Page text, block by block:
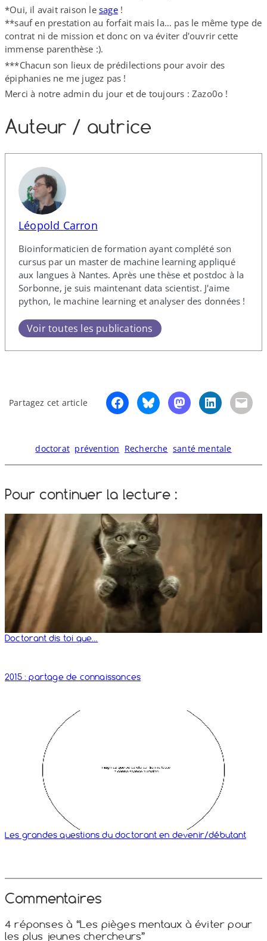
*Oui, il avait raison le sage!
**sauf en prestation au forfait mais la… pas le même type de
contrat ni de mission et donc on va éviter d'ouvrir cette
immense parenthèse :).
***Chacun son lieux de prédilections pour avoir des
épiphanies ne me jugez pas !
Merci à notre admin du jour et de toujours : Zazo0o !
Auteur /​ autrice
Léopold Carron
Bioinformaticien de formation ayant complété son
cursus par un master de machine learning appliqué
aux langues à Nantes. Après une thèse et postdoc à la
Sorbonne, je suis maintenant data scientist. J'aime
python, le machine learning et analyser des données !
Voir toutes les publications
Partagez cet article
doctorat prévention Recherche santé mentale
Pour continuer la lecture :
Doctorant dis toi que…
2015 : partage de connaissances
Les grandes questions du doctorant en devenir/​débutant
Commentaires
4 réponses à “Les pièges mentaux à éviter pour
les plus jeunes chercheurs”